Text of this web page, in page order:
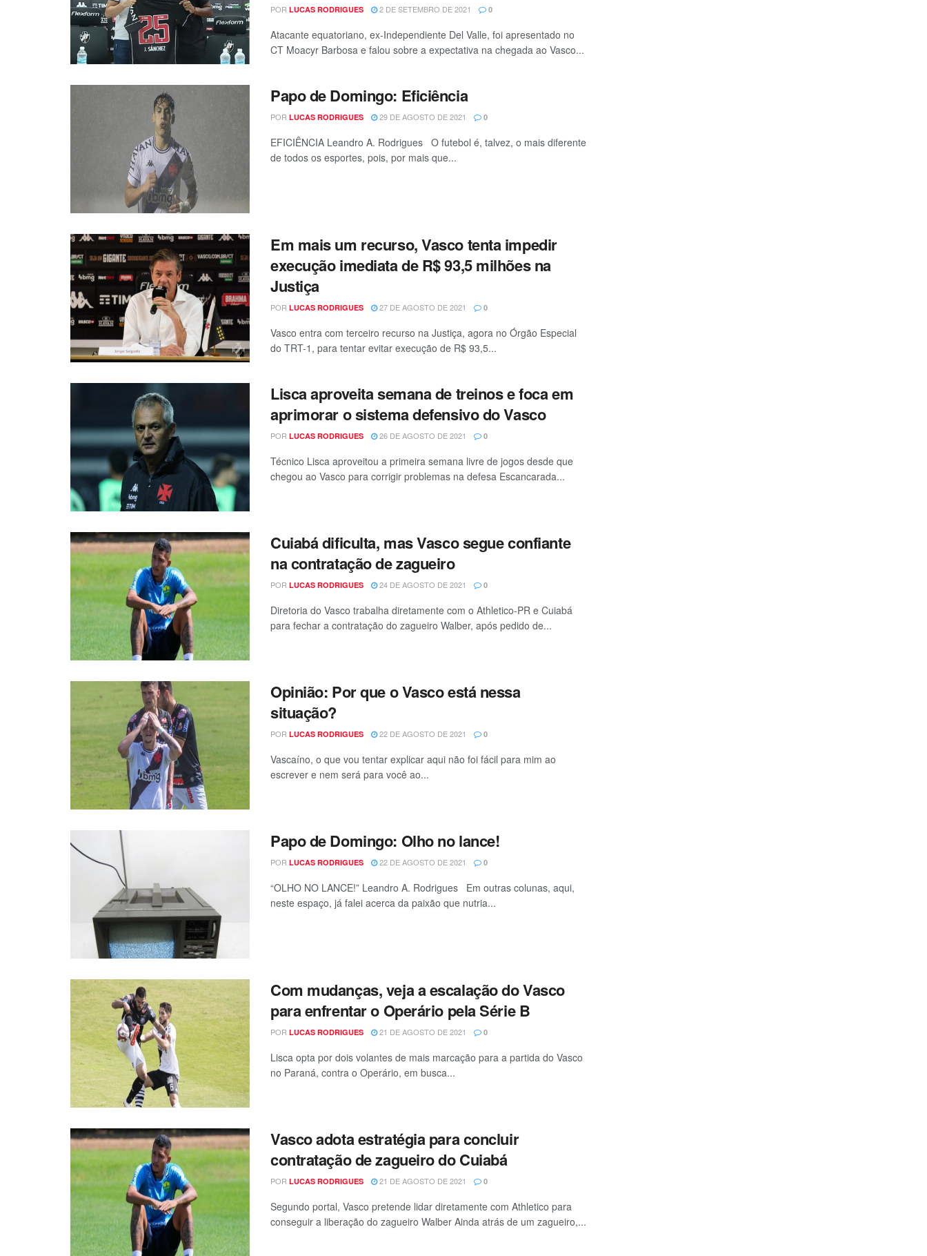
POR LUCAS RODRIGUES 2 DE SETEMBRO DE 2021 0
Atacante equatoriano, ex-Independiente Del Valle, foi apresentado no
CT Moacyr Barbosa e falou sobre a expectativa na chegada ao Vasco...
Papo de Domingo: Eficiência
POR LUCAS RODRIGUES 29 DE AGOSTO DE 2021 0
EFICIÊNCIA Leandro A. Rodrigues O futebol é, talvez, o mais diferente
de todos os esportes, pois, por mais que...
Em mais um recurso, Vasco tenta impedir
execução imediata de R$ 93,5 milhões na
Justiça
POR LUCAS RODRIGUES 27 DE AGOSTO DE 2021 0
Vasco entra com terceiro recurso na Justiça, agora no Órgão Especial
do TRT-1, para tentar evitar execução de R$ 93,5...
Lisca aproveita semana de treinos e foca em
aprimorar o sistema defensivo do Vasco
POR LUCAS RODRIGUES 26 DE AGOSTO DE 2021 0
Técnico Lisca aproveitou a primeira semana livre de jogos desde que
chegou ao Vasco para corrigir problemas na defesa Escancarada...
Cuiabá dificulta, mas Vasco segue confiante
na contratação de zagueiro
POR LUCAS RODRIGUES 24 DE AGOSTO DE 2021 0
Diretoria do Vasco trabalha diretamente com o Athletico-PR e Cuiabá
para fechar a contratação do zagueiro Walber, após pedido de...
Opinião: Por que o Vasco está nessa
situação?
POR LUCAS RODRIGUES 22 DE AGOSTO DE 2021 0
Vascaíno, o que vou tentar explicar aqui não foi fácil para mim ao
escrever e nem será para você ao...
Papo de Domingo: Olho no lance!
POR LUCAS RODRIGUES 22 DE AGOSTO DE 2021 0
“OLHO NO LANCE!” Leandro A. Rodrigues Em outras colunas, aqui,
neste espaço, já falei acerca da paixão que nutria...
Com mudanças, veja a escalação do Vasco
para enfrentar o Operário pela Série B
POR LUCAS RODRIGUES 21 DE AGOSTO DE 2021 0
Lisca opta por dois volantes de mais marcação para a partida do Vasco
no Paraná, contra o Operário, em busca...
Vasco adota estratégia para concluir
contratação de zagueiro do Cuiabá
POR LUCAS RODRIGUES 21 DE AGOSTO DE 2021 0
Segundo portal, Vasco pretende lidar diretamente com Athletico para
conseguir a liberação do zagueiro Walber Ainda atrás de um zagueiro,...